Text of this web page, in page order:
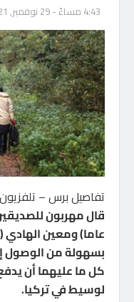
4:43 مساءً - 29 نوفمبر, 2021
تفاصيل برس –
بسهولة من الوصول
كل ما عليهما أن
لوسيط في تركيا.